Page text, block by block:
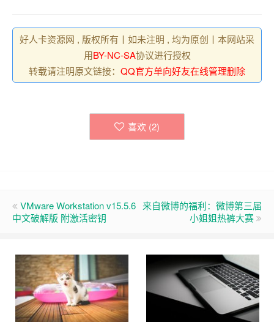
好人卡资源网 , 版权所有丨如未注明 , 均为原创丨本网站采
用BY-NC-SA协议进行授权
转载请注明原文链接： QQ官方单向好友在线管理删除
喜欢 (2)
VMware Workstation v15.5.6
中文破解版 附激活密钥
来自微博的福利：微博第三届
小姐姐热裤大赛